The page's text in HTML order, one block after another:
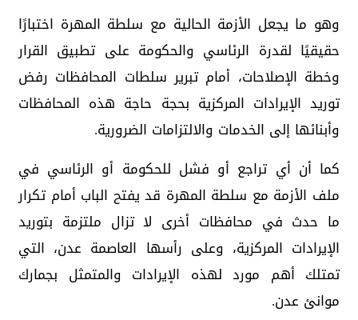
وهو ما يجعل الأزمة الحالية مع سلطة المهرة اختبارًا
حقيقيًا لقدرة الرئاسي والحكومة على تطبيق القرار
وخطة الإصلاحات، أمام تبرير سلطات المحافظات رفض
توريد الإيرادات المركزية بحجة حاجة هذه المحافظات
وأبنائها إلى الخدمات والالتزامات الضرورية.
كما أن أي تراجع أو فشل للحكومة أو الرئاسي في
ملف الأزمة مع سلطة المهرة قد يفتح الباب أمام تكرار
ما حدث في محافظات أخرى لا تزال ملتزمة بتوريد
الإيرادات المركزية، وعلى رأسها العاصمة عدن، التي
تمتلك أهم مورد لهذه الإيرادات والمتمثل بجمارك
موانئ عدن.